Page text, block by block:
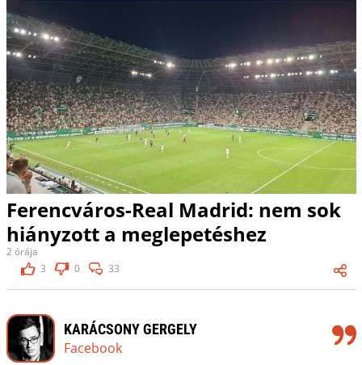
Ferencváros-Real Madrid: nem sok
hiányzott a meglepetéshez
2 órája
3
0 33
KARÁCSONY GERGELY
Facebook